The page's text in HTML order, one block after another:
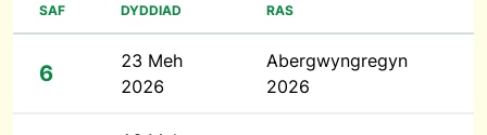
SAF DYDDIAD RAS
6
23 Meh
2026
Abergwyngregyn
2026